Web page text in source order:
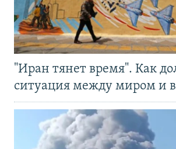
"Иран тянет время". Как
ситуация между миром и